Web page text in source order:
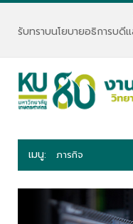
เมนู: ภารกิจ